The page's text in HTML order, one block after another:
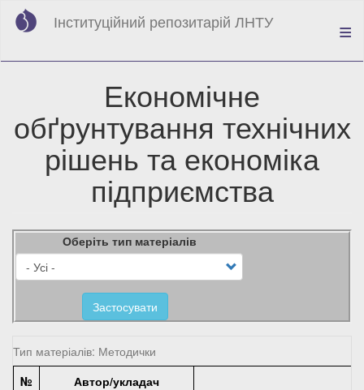
Перейти
вмісту
Інституційний репозитарій ЛНТУ
Економічне
обґрунтування технічних
рішень та економіка
підприємства
Оберіть тип матеріалів
Застосувати
Тип матеріалів: Методички
№
Автор/укладач